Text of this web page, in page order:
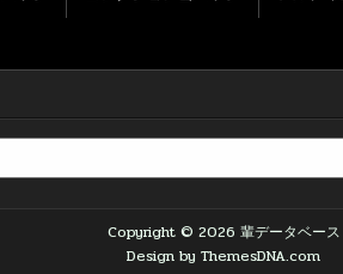
Copyright © 2026 輩データベース
Design by ThemesDNA.com